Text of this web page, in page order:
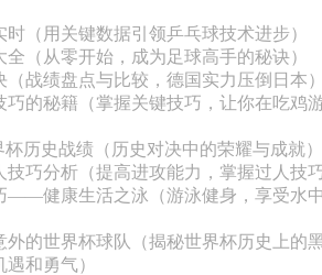
时（用关键数据引领乒乓球技术进步）
全（从零开始，成为足球高手的秘诀）
（战绩盘点与比较，德国实力压倒日本
巧的秘籍（掌握关键技巧，让你在吃鸡
杯历史战绩（历史对决中的荣耀与成就）
技巧分析（提高进攻能力，掌握过人技
——健康生活之泳（游泳健身，享受水
外的世界杯球队（揭秘世界杯历史上的
和勇气）